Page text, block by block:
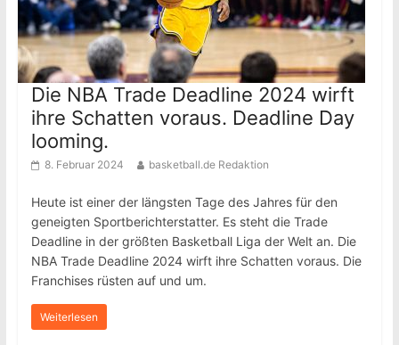
Die NBA Trade Deadline 2024 wirft
ihre Schatten voraus. Deadline Day
looming.
8. Februar 2024 basketball.de Redaktion
Heute ist einer der längsten Tage des Jahres für den
geneigten Sportberichterstatter. Es steht die Trade
Deadline in der größten Basketball Liga der Welt an. Die
NBA Trade Deadline 2024 wirft ihre Schatten voraus. Die
Franchises rüsten auf und um.
Weiterlesen